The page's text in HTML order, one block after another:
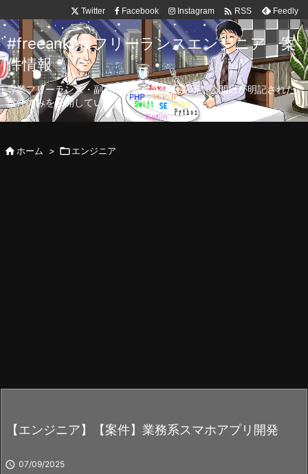
Twitter Facebook Instagram  RSS Feedly
#freeanken フリーランスエンジニア 案
件情報
専業フリーランス・副業向け案件を毎日更新！公開日が明記された
案件のみを公開しています。
ホーム > エンジニア
【エンジニア】【案件】業務系スマホアプリ開発
 07/09/2025